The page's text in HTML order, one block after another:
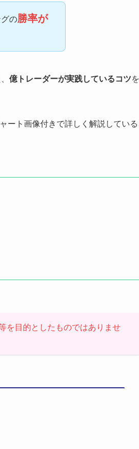
の勝率が
億トレーダーが実践しているコツを
ート画像付きで詳しく解説している
を目的としたものではありませ